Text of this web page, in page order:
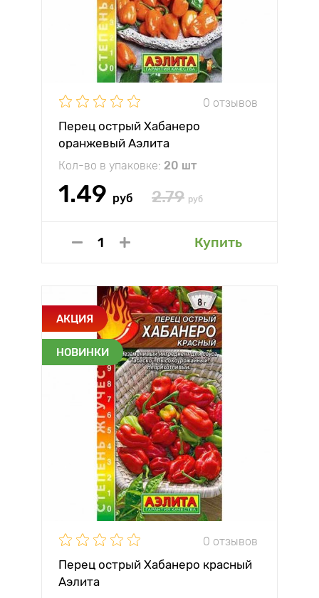
0 отзывов
Перец острый Хабанеро
оранжевый Аэлита
Кол-во в упаковке: 20 шт
1.49 руб 2.79 руб
Купить
АКЦИЯ
НОВИНКИ
0 отзывов
Перец острый Хабанеро красный
Аэлита